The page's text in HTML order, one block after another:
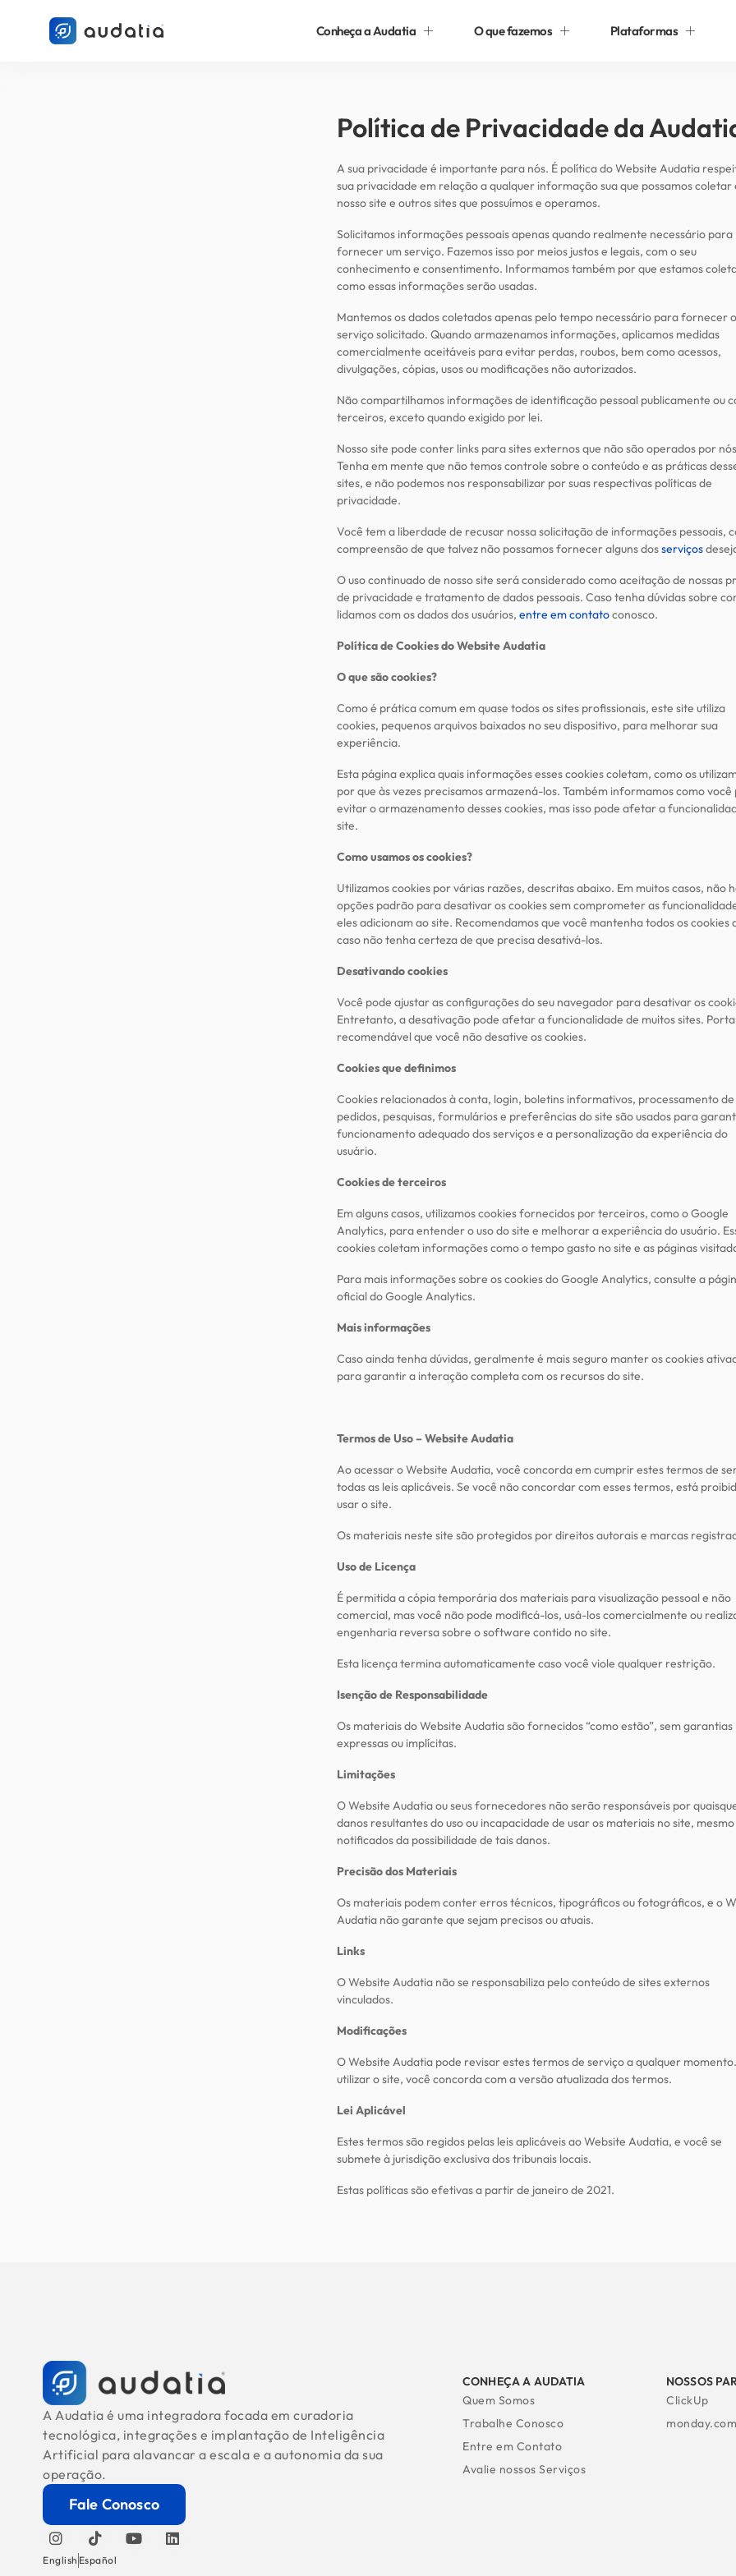
Conheça a Audatia O que fazemos Plataformas
Política de Privacidade da
A sua privacidade é importante para nós. É política do Website Audatia
sua privacidade em relação a qualquer informação sua que possamos coletar
nosso site e outros sites que possuímos e operamos.
Solicitamos informações pessoais apenas quando realmente necessário para
fornecer um serviço. Fazemos isso por meios justos e legais, com o seu
conhecimento e consentimento. Informamos também por que estamos
como essas informações serão usadas.
Mantemos os dados coletados apenas pelo tempo necessário para fornecer o
serviço solicitado. Quando armazenamos informações, aplicamos medidas
comercialmente aceitáveis para evitar perdas, roubos, bem como acessos,
divulgações, cópias, usos ou modificações não autorizados.
Não compartilhamos informações de identificação pessoal publicamente ou
terceiros, exceto quando exigido por lei.
Nosso site pode conter links para sites externos que não são operados por
Tenha em mente que não temos controle sobre o conteúdo e as práticas
sites, e não podemos nos responsabilizar por suas respectivas políticas de
privacidade.
Você tem a liberdade de recusar nossa solicitação de informações pessoais,
compreensão de que talvez não possamos fornecer alguns dosserviços
O uso continuado de nosso site será considerado como aceitação de nossas
de privacidade e tratamento de dados pessoais. Caso tenha dúvidas sobre
lidamos com os dados dos usuários, entre em contatoconosco.
Política de Cookies do Website Audatia
O que são cookies?
Como é prática comum em quase todos os sites profissionais, este site utiliza
cookies, pequenos arquivos baixados no seu dispositivo, para melhorar sua
experiência.
Esta página explica quais informações esses cookies coletam, como os
por que às vezes precisamos armazená-los. Também informamos como você
evitar o armazenamento desses cookies, mas isso pode afetar a
site.
Como usamos os cookies?
Utilizamos cookies por várias razões, descritas abaixo. Em muitos casos, não
opções padrão para desativar os cookies sem comprometer as
eles adicionam ao site. Recomendamos que você mantenha todos os cookies
caso não tenha certeza de que precisa desativá-los.
Desativando cookies
Você pode ajustar as configurações do seu navegador para desativar os
Entretanto, a desativação pode afetar a funcionalidade de muitos sites.
recomendável que você não desative os cookies.
Cookies que definimos
Cookies relacionados à conta, login, boletins informativos, processamento de
pedidos, pesquisas, formulários e preferências do site são usados para
funcionamento adequado dos serviços e a personalização da experiência do
usuário.
Cookies de terceiros
Em alguns casos, utilizamos cookies fornecidos por terceiros, como o Google
Analytics, para entender o uso do site e melhorar a experiência do usuário.
cookies coletam informações como o tempo gasto no site e as páginas
Para mais informações sobre os cookies do Google Analytics, consulte a
oficial do Google Analytics.
Mais informações
Caso ainda tenha dúvidas, geralmente é mais seguro manter os cookies
para garantir a interação completa com os recursos do site.
Termos de Uso – Website Audatia
Ao acessar o Website Audatia, você concorda em cumprir estes termos de
todas as leis aplicáveis. Se você não concordar com esses termos, está
usar o site.
Os materiais neste site são protegidos por direitos autorais e marcas
Uso de Licença
É permitida a cópia temporária dos materiais para visualização pessoal e não
comercial, mas você não pode modificá-los, usá-los comercialmente ou
engenharia reversa sobre o software contido no site.
Esta licença termina automaticamente caso você viole qualquer restrição.
Isenção de Responsabilidade
Os materiais do Website Audatia são fornecidos “como estão”, sem garantias
expressas ou implícitas.
Limitações
O Website Audatia ou seus fornecedores não serão responsáveis por
danos resultantes do uso ou incapacidade de usar os materiais no site, mesmo
notificados da possibilidade de tais danos.
Precisão dos Materiais
Os materiais podem conter erros técnicos, tipográficos ou fotográficos, e o
Audatia não garante que sejam precisos ou atuais.
Links
O Website Audatia não se responsabiliza pelo conteúdo de sites externos
vinculados.
Modificações
O Website Audatia pode revisar estes termos de serviço a qualquer
utilizar o site, você concorda com a versão atualizada dos termos.
Lei Aplicável
Estes termos são regidos pelas leis aplicáveis ao Website Audatia, e você se
submete à jurisdição exclusiva dos tribunais locais.
Estas políticas são efetivas a partir de janeiro de 2021.
A Audatia é uma integradora focada em curadoria
tecnológica, integrações e implantação de Inteligência
Artificial para alavancar a escala e a autonomia da sua
operação.
Fale Conosco
English Español
CONHEÇA A AUDATIA
Quem Somos
Trabalhe Conosco
Entre em Contato
Avalie nossos Serviços
NOSSOS
ClickUp
monday.com